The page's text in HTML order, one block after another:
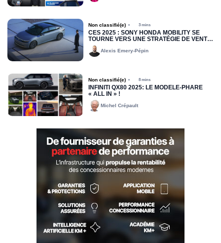
Non classifié(e) 3 mins
CES 2025 : SONY HONDA MOBILITY SE
TOURNE VERS UNE STRATÉGIE DE VENTE
DIRECTE POUR LA MARQUE AFEELA
Alexis Emery-Pépin
Non classifié(e) 8 mins
INFINITI QX80 2025: LE MODÈLE-PHARE
« ALL IN » !
Michel Crépault